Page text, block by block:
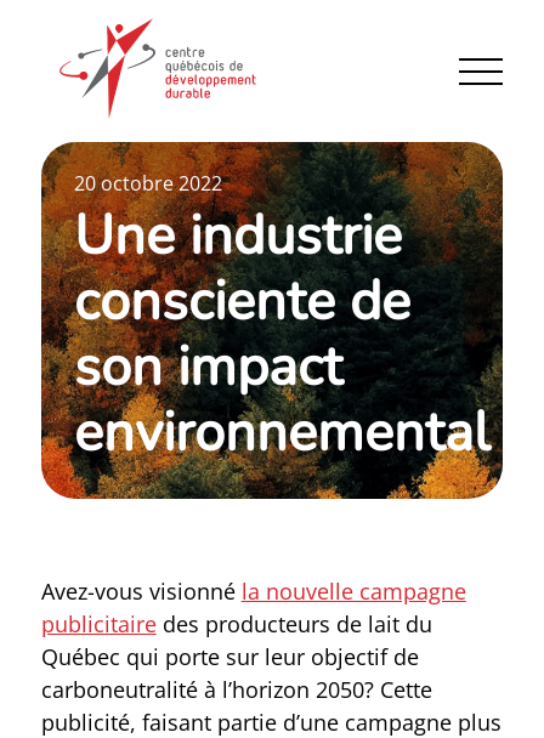
20 octobre 2022
Une industrie
consciente de
son impact
environnemental
Avez-vous visionné la nouvelle campagne
publicitairedes producteurs de lait du
Québec qui porte sur leur objectif de
carboneutralité à l’horizon 2050? Cette
publicité, faisant partie d’une campagne plus